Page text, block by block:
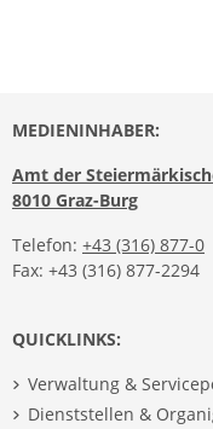
MEDIENINHABER:
Amt der
8010 Graz-Burg
Telefon: +43 (316) 877-0
Fax: +43 (316) 877-2294
QUICKLINKS:
Verwaltung &
Dienststellen &